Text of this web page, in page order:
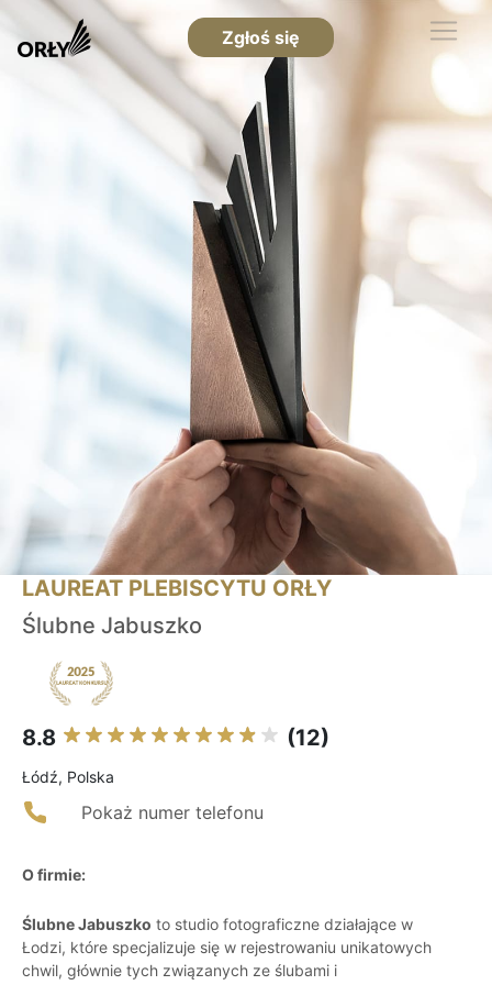
Zgłoś się
LAUREAT PLEBISCYTU ORŁY
Ślubne Jabuszko
8.8 (12)
Łódź, Polska
Pokaż numer telefonu
O firmie:
Ślubne Jabuszko to studio fotograficzne działające w
Łodzi, które specjalizuje się w rejestrowaniu unikatowych
chwil, głównie tych związanych ze ślubami i